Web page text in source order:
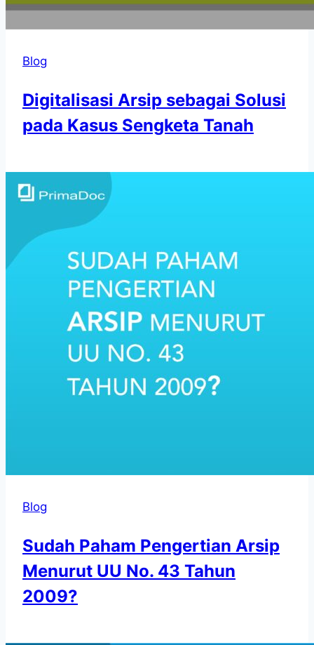
Blog
Digitalisasi Arsip sebagai Solusi
pada Kasus Sengketa Tanah
Blog
Sudah Paham Pengertian Arsip
Menurut UU No. 43 Tahun
2009?